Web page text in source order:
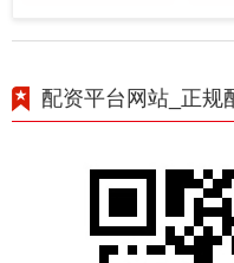
配资平台网站_正规